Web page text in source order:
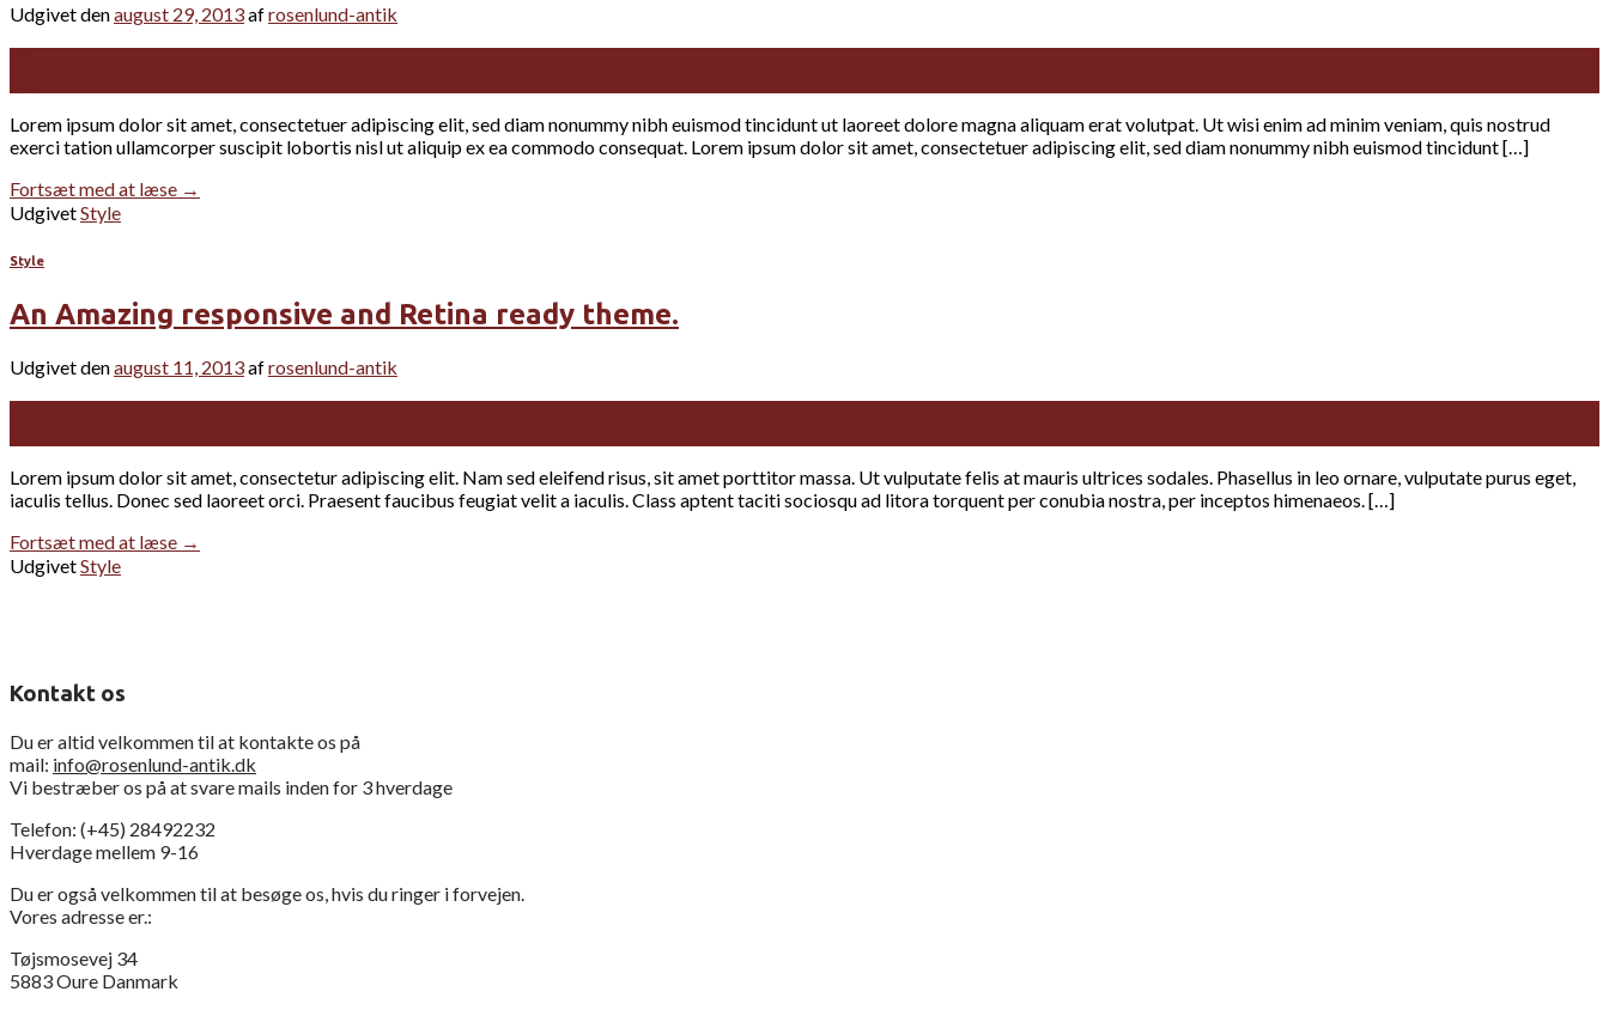
Udgivet denaugust 29, 2013afrosenlund-antik
Lorem ipsum dolor sit amet, consectetuer adipiscing elit, sed diam nonummy nibh euismod tincidunt ut laoreet dolore magna aliquam erat volutpat. Ut wisi enim ad minim veniam, quis nostrud
exerci tation ullamcorper suscipit lobortis nisl ut aliquip ex ea commodo consequat. Lorem ipsum dolor sit amet, consectetuer adipiscing elit, sed diam nonummy nibh euismod tincidunt […]
Fortsæt med at læse →
UdgivetStyle
Style
An Amazing responsive and Retina ready theme.
Udgivet denaugust 11, 2013afrosenlund-antik
Lorem ipsum dolor sit amet, consectetur adipiscing elit. Nam sed eleifend risus, sit amet porttitor massa. Ut vulputate felis at mauris ultrices sodales. Phasellus in leo ornare, vulputate purus eget,
iaculis tellus. Donec sed laoreet orci. Praesent faucibus feugiat velit a iaculis. Class aptent taciti sociosqu ad litora torquent per conubia nostra, per inceptos himenaeos. […]
Fortsæt med at læse →
UdgivetStyle
Kontakt os
Du er altid velkommen til at kontakte os på
mail: info@rosenlund-antik.dk
Vi bestræber os på at svare mails inden for 3 hverdage
Telefon: (+45) 28492232
Hverdage mellem 9-16
Du er også velkommen til at besøge os, hvis du ringer i forvejen.
Vores adresse er.:
Tøjsmosevej 34
5883 Oure Danmark